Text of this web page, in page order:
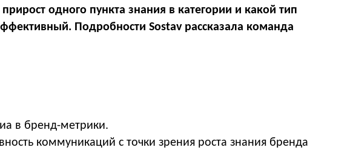
одного пункта знания в категории и какой тип
Подробности Sostav рассказала команда
в бренд-метрики.
коммуникаций с точки зрения роста знания бренда